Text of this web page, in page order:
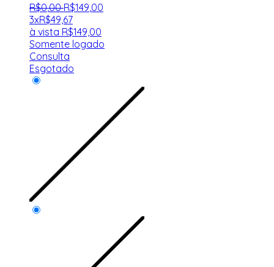
R$0,00 R$149 00
3xR$49,67
à vista R$149,00
Somente logado
Consulta
Esgotado